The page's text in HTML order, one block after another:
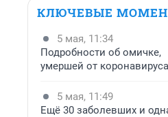
КЛЮЧЕВЫЕ
5 мая, 11:34
Подробности об омичке,
умершей от коронавируса
5 мая, 11:49
Ещё 30 заболевших и